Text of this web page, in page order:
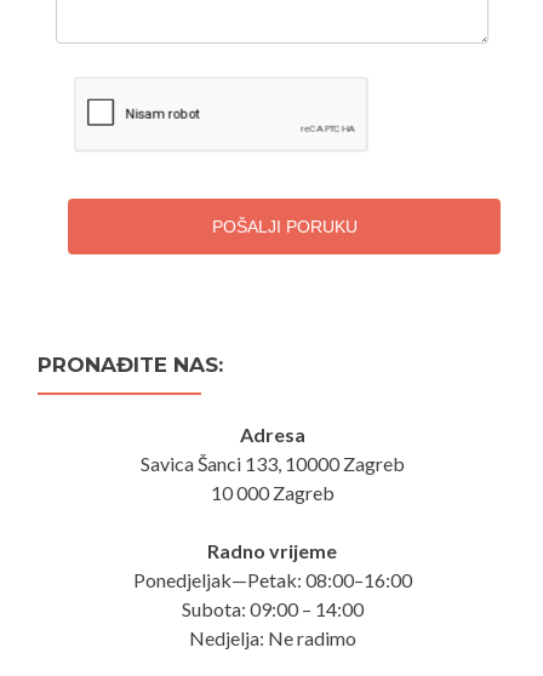
POŠALJI PORUKU
PRONAĐITE NAS:
Adresa
Savica Šanci 133, 10000 Zagreb
10 000 Zagreb
Radno vrijeme
Ponedjeljak—Petak: 08:00–16:00
Subota: 09:00 – 14:00
Nedjelja: Ne radimo